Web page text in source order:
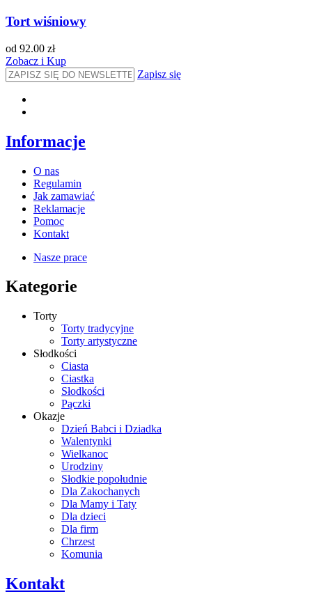
Tort wiśniowy
od 92.00 zł
Zobacz i Kup
Zapisz się
Informacje
O nas
Regulamin
Jak zamawiać
Reklamacje
Pomoc
Kontakt
Nasze prace
Kategorie
Torty
Torty tradycyjne
Torty artystyczne
Słodkości
Ciasta
Ciastka
Słodkości
Pączki
Okazje
Dzień Babci i Dziadka
Walentynki
Wielkanoc
Urodziny
Słodkie popołudnie
Dla Zakochanych
Dla Mamy i Taty
Dla dzieci
Dla firm
Chrzest
Komunia
Kontakt